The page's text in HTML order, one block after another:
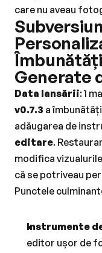
care nu aveau
Generate
Data lansării: 1
v0.7.3 a
adăugarea de
editare.
modifica
că se potriveau
Punctele
Instrumente
editor ușor de